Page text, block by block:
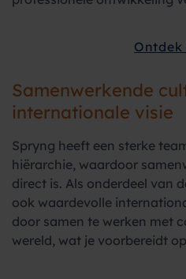
Ontdek
Samenwerkende
internationale visie
Spryng heeft een sterke
hiërarchie, waardoor
direct is. Als onderdeel van
ook waardevolle
door samen te werken met
wereld, wat je voorbereidt